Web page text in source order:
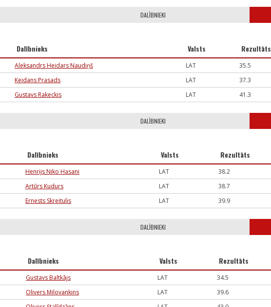
DALĪBNIEKI
Dalībnieks Valsts Rezultāts
Aleksandrs Heidars Naudiņš LAT 35.5
Keidans Prasads LAT 37.3
Gustavs Rakeckis LAT 41.3
DALĪBNIEKI
Dalībnieks Valsts Rezultāts
Henrijs Niko Hasani LAT 38.2
Artūrs Kudurs LAT 38.7
Ernests Skreitulis LAT 39.9
DALĪBNIEKI
Dalībnieks Valsts Rezultāts
Gustavs Baltkājs LAT 34.5
Olivers Milovankins LAT 39.6